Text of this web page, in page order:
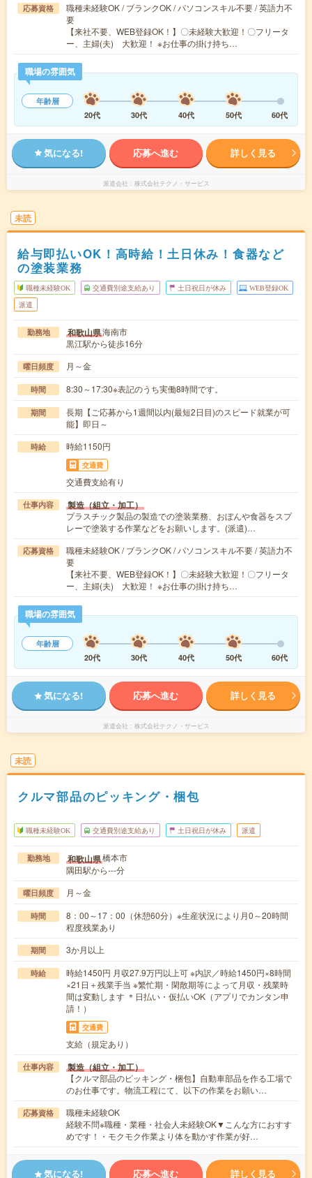
応募資格
職種未経験OK / ブランクOK / パソコンスキル不要 / 英語力不
要
【来社不要、WEB登録OK！】〇未経験大歓迎！〇フリータ
ー、主婦(夫) 大歓迎！ ※お仕事の掛け持ち…
職場の雰囲気
年齢層
20代
30代 40代 50代 60代
気になる! 応募へ進む 詳しく見る
派遣会社 株式会社テクノ・サービス
未読
給与即払いOK！高時給！土日休み！食器など
の塗装業務
職種未経験OK 交通費別途支給あり 土日祝日が休み WEB登録OK
派遣
勤務地 和歌山県海南市
黒江駅から徒歩16分
曜日頻度 月～金
時間 8:30～17:30※表記のうち実働8時間です。
期間
長期【ご応募から1週間以内(最短2日目)のスピード就業が可
能】即日～
時給 時給1150円
交通費
交通費支給有り
仕事内容 製造（組立・加工）
プラスチック製品の製造での塗装業務、おぼんや食器をスプ
レーで塗装する作業などをお願いします。(派遣)…
応募資格
職種未経験OK / ブランクOK / パソコンスキル不要 / 英語力不
要
【来社不要、WEB登録OK！】〇未経験大歓迎！〇フリータ
ー、主婦(夫) 大歓迎！ ※お仕事の掛け持ち…
職場の雰囲気
年齢層
20代
30代 40代 50代 60代
気になる! 応募へ進む 詳しく見る
派遣会社 株式会社テクノ・サービス
未読
クルマ部品のピッキング・梱包
職種未経験OK 交通費別途支給あり 土日祝日が休み 派遣
勤務地 和歌山県橋本市
隅田駅から---分
曜日頻度 月～金
時間
8：00～17：00（休憩60分）※生産状況により月0～20時間
程度残業あり
期間 3か月以上
時給
時給1450円 月収27.9万円以上可 ※内訳／時給1450円×8時間
×21日＋残業手当 ※繁忙期・閑散期等によって月収・残業時
間は変動します ＊日払い・仮払いOK（アプリでカンタン申
請！）
交通費
支給（規定あり）
仕事内容 製造（組立・加工）
【クルマ部品のピッキング・梱包】自動車部品を作る工場で
のお仕事です。物流工程にて、以下の作業をお願い…
応募資格
職種未経験OK
経験不問※職種・業種・社会人未経験OK▼こんな方におすす
めです！・モクモク作業より体を動かす作業が好…
気になる! 応募へ進む 詳しく見る